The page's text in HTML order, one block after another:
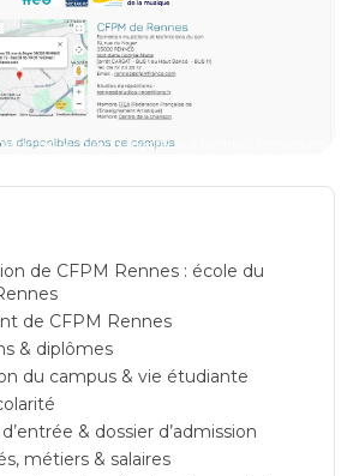
de l'école du spectacle à Rennes: formations
de CFPM Rennes : école du
de CFPM Rennes
& diplômes
du campus & vie étudiante
& dossier d’admission
métiers & salaires